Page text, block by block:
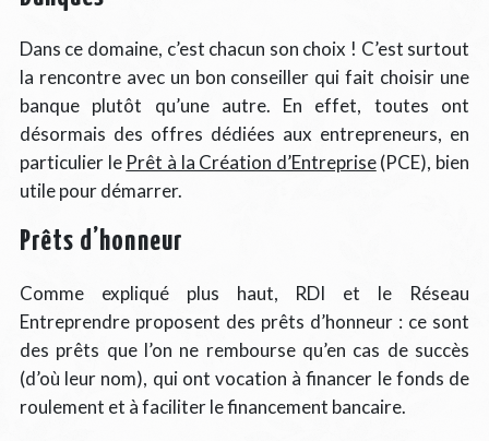
Dans ce domaine, c’est chacun son choix ! C’est surtout
la rencontre avec un bon conseiller qui fait choisir une
banque plutôt qu’une autre. En effet, toutes ont
désormais des offres dédiées aux entrepreneurs, en
particulier le Prêt à la Création d’Entreprise(PCE), bien
utile pour démarrer.
Prêts d’honneur
Comme expliqué plus haut, RDI et le Réseau
Entreprendre proposent des prêts d’honneur : ce sont
des prêts que l’on ne rembourse qu’en cas de succès
(d’où leur nom), qui ont vocation à financer le fonds de
roulement et à faciliter le financement bancaire.